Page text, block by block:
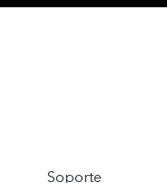
Soporte